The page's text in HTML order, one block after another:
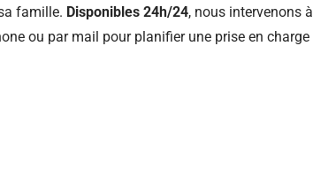
famille. Disponibles 24h/24, nous intervenons à
ou par mail pour planifier une prise en charge